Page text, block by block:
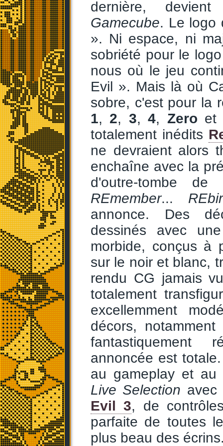
dernière,
Gamecube. Le logo
». Ni espace, ni
sobriété pour le
nous où le jeu
Evil ». Mais là où
sobre, c'est pour la
1, 2, 3,4, Zero
totalement inédits
ne devraient alors
enchaîne avec la
d'outre-tombe de
REmember...
annonce. Des
dessinés avec
morbide, conçus à
sur le noir et blanc,
rendu CG jamais
totalement
excellemment
décors,
fantastiquement
annoncée est
au gameplay et au
Live Selection
Evil 3, de
parfaite de toutes
plus beau des